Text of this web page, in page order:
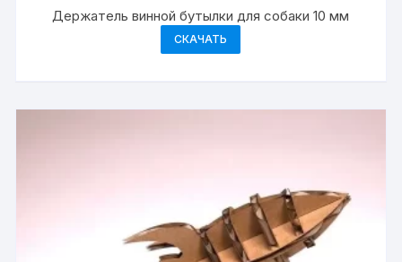
Держатель винной бутылки для собаки 10 мм
СКАЧАТЬ